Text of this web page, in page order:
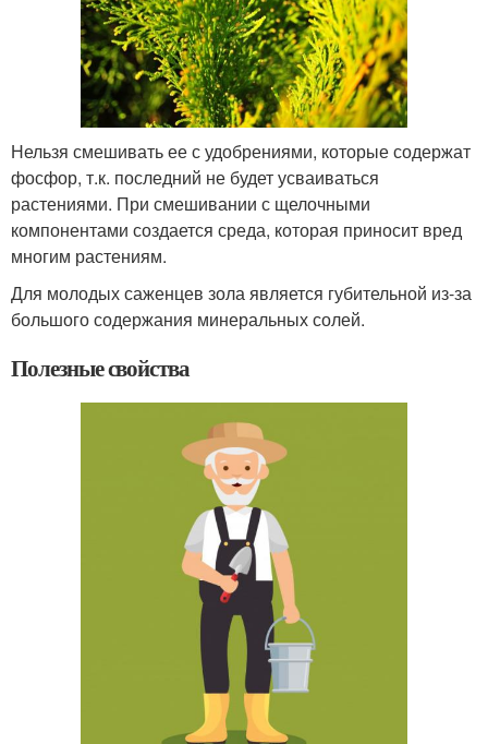
Нельзя смешивать ее с удобрениями, которые содержат
фосфор, т.к. последний не будет усваиваться
растениями. При смешивании с щелочными
компонентами создается среда, которая приносит вред
многим растениям.
Для молодых саженцев зола является губительной из-за
большого содержания минеральных солей.
Полезные свойства